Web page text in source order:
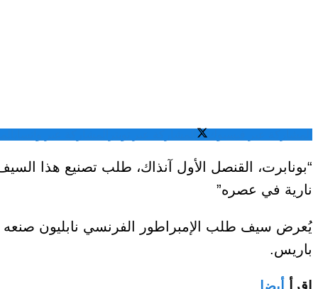
نارية في عصره”
باريس.